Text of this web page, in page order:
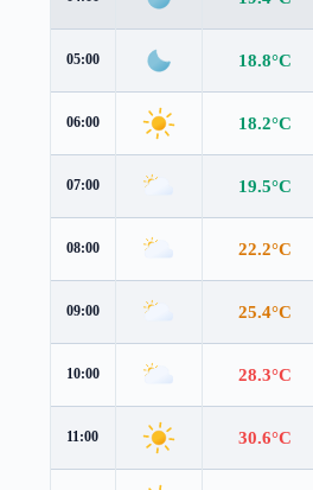
05:00 18.8°C
06:00 18.2°C
07:00 19.5°C
08:00 22.2°C
09:00 25.4°C
10:00 28.3°C
11:00 30.6°C